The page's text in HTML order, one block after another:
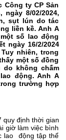
ty CP Sản
8/02/2024,
sụt lún do tác
liền kề. Anh A
số lao động
ngày 16/2/2024
nhiên, trong
một số đồng
không chấm
động. Anh A
trường hợp
quy định thời gian
giờ làm việc bình
lao động tập thể